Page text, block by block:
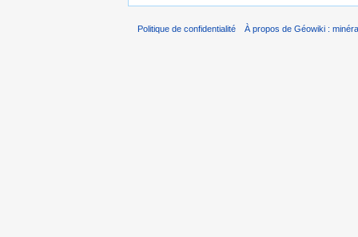
Politique de confidentialité À propos de Géowiki :